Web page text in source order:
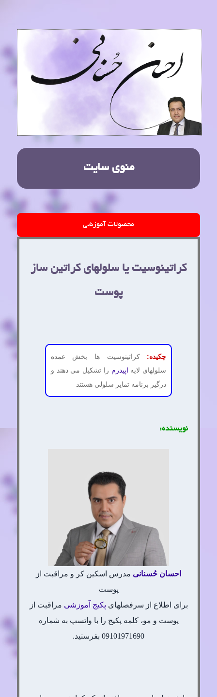
منوی سایت
محصولات آموزشی
کراتینوسیت یا سلولهای کراتین ساز
پوست
چکیده: کراتینوسیت ها بخش عمده
سلولهای لایه
اپیدرم را تشکیل می دهند و
درگیر برنامه تمایز سلولی هستند
نویسنده:
احسان حُسنانی مدرس اسکین کر و مراقبت از
پوست
برای اطلاع از سرفصلهای پکیج آموزشی مراقبت از
پوست و مو، کلمه پکیج را با واتسپ به شماره
09101971690 بفرستید.